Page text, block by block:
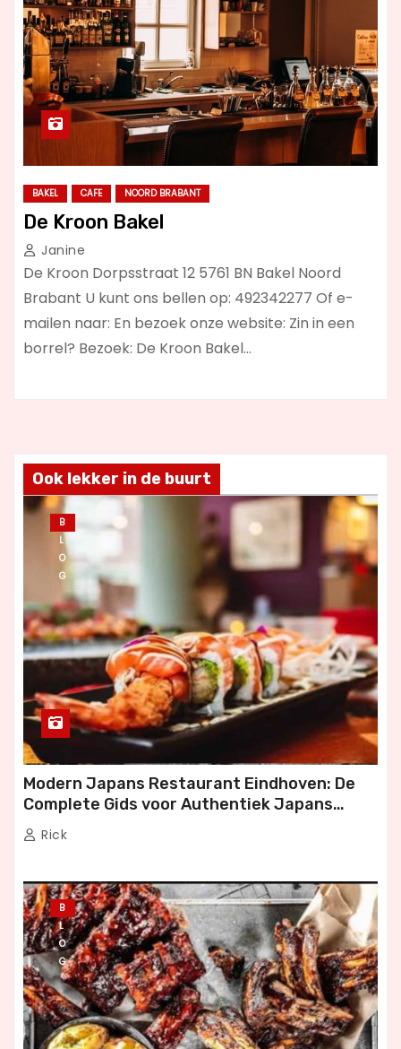
BAKEL CAFE NOORD BRABANT
De Kroon Bakel
Janine
De Kroon Dorpsstraat 12 5761 BN Bakel Noord
Brabant U kunt ons bellen op: 492342277 Of e-
mailen naar: En bezoek onze website: Zin in een
borrel? Bezoek: De Kroon Bakel…
Ook lekker in de buurt
B
L
O
G
Modern Japans Restaurant Eindhoven: De
Complete Gids voor Authentiek Japans
Dineren
Rick
B
L
O
G